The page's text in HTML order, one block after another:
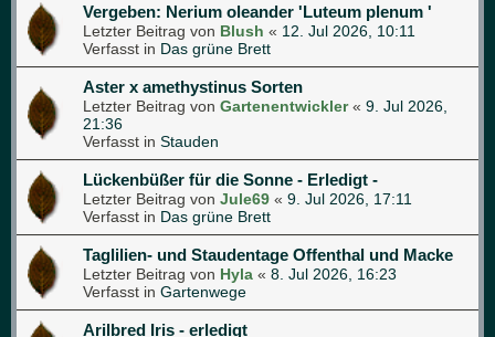
Vergeben: Nerium oleander 'Luteum plenum '
Letzter Beitrag von Blush « 12. Jul 2026, 10:11
Verfasst in Das grüne Brett
Aster x amethystinus Sorten
Letzter Beitrag von Gartenentwickler« 9. Jul 2026,
21:36
Verfasst in Stauden
Lückenbüßer für die Sonne - Erledigt -
Letzter Beitrag von Jule69 « 9. Jul 2026, 17:11
Verfasst in Das grüne Brett
Taglilien- und Staudentage Offenthal und Macke
Letzter Beitrag von Hyla « 8. Jul 2026, 16:23
Verfasst in Gartenwege
Arilbred Iris - erledigt